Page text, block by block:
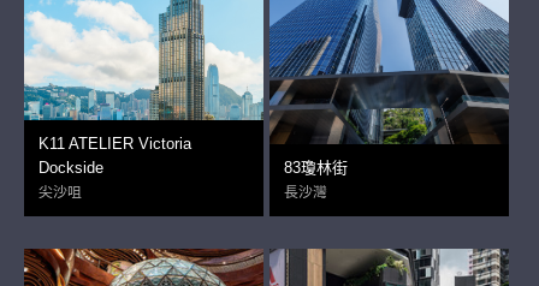
K11 ATELIER Victoria
Dockside
尖沙咀
83瓊林街
長沙灣